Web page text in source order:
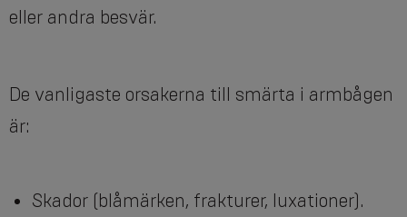
eller andra besvär.
De vanligaste orsakerna till smärta i armbågen
är:
Skador (blåmärken, frakturer, luxationer).